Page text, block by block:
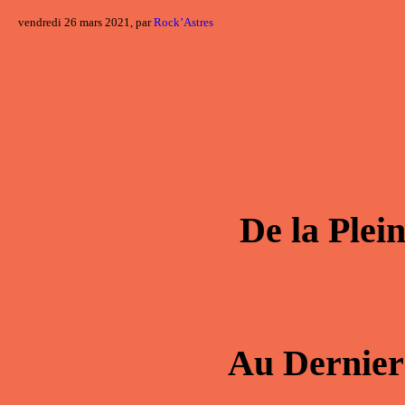
vendredi 26 mars 2021, parRock’Astres
De la
Au